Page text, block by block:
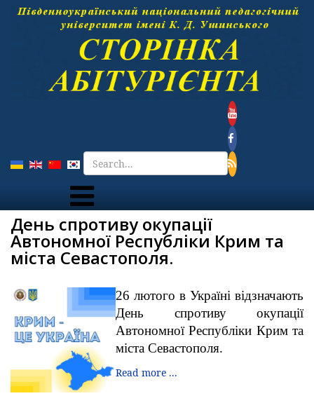
День спротиву окупації
Автономної Республіки Крим та
міста Севастополя.
26 лютого в Україні відзначають
День спротиву окупації
Автономної Республіки Крим та
міста Севастополя.
Read more ...